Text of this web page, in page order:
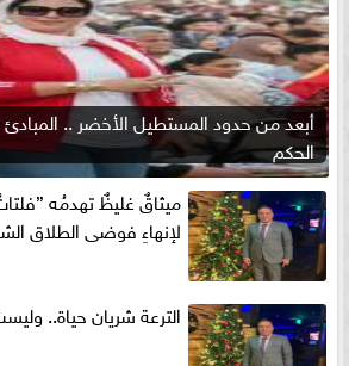
أبعد من حدود المستطيل الأخضر ..
الحكم
ميثاقٌ غليظٌ تهدمُه
لإنهاءِ فوضى الطلاق
الترعة شريان حياة..